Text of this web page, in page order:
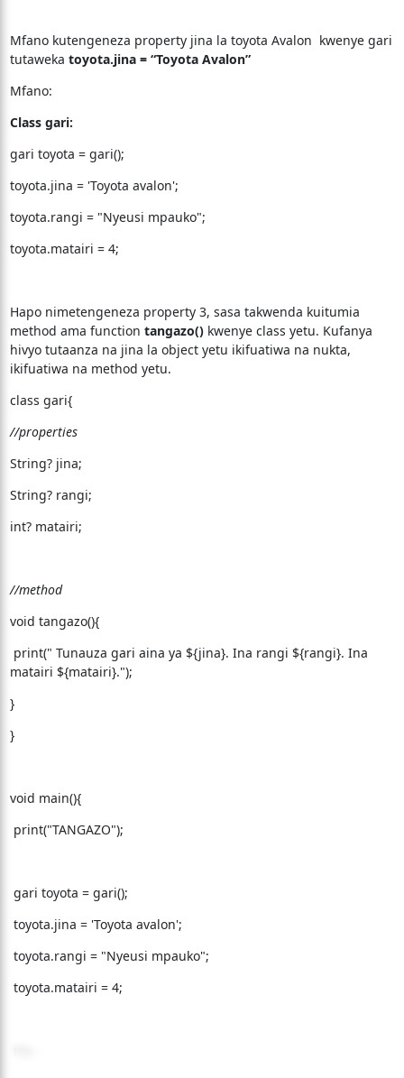
Mfano kutengeneza property jina la toyota Avalon kwenye gari
tutaweka toyota.jina = “Toyota Avalon”
Mfano:
Class gari:
gari toyota = gari();
toyota.jina = 'Toyota avalon';
toyota.rangi = "Nyeusi mpauko";
toyota.matairi = 4;
Hapo nimetengeneza property 3, sasa takwenda kuitumia
method ama function tangazo()kwenye class yetu. Kufanya
hivyo tutaanza na jina la object yetu ikifuatiwa na nukta,
ikifuatiwa na method yetu.
class gari{
//properties
String? jina;
String? rangi;
int? matairi;
//method
void tangazo(){
print(" Tunauza gari aina ya ${jina}. Ina rangi ${rangi}. Ina
matairi ${matairi}.");
}
}
void main(){
print("TANGAZO");
gari toyota = gari();
toyota.jina = 'Toyota avalon';
toyota.rangi = "Nyeusi mpauko";
toyota.matairi = 4;